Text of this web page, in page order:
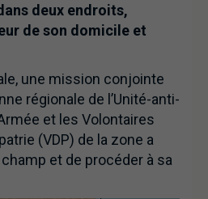
deux endroits,
de son domicile et
une mission conjointe
régionale de l’Unité-anti-
et les Volontaires
(VDP) de la zone a
et de procéder à sa